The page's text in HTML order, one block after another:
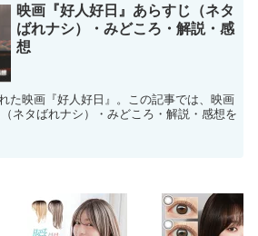
映画『好人好日』あらすじ（ネタ
ばれナシ）・みどころ・解説・感
想
た映画『好人好日』。この記事では、映画
（ネタばれナシ）・みどころ・解説・感想を